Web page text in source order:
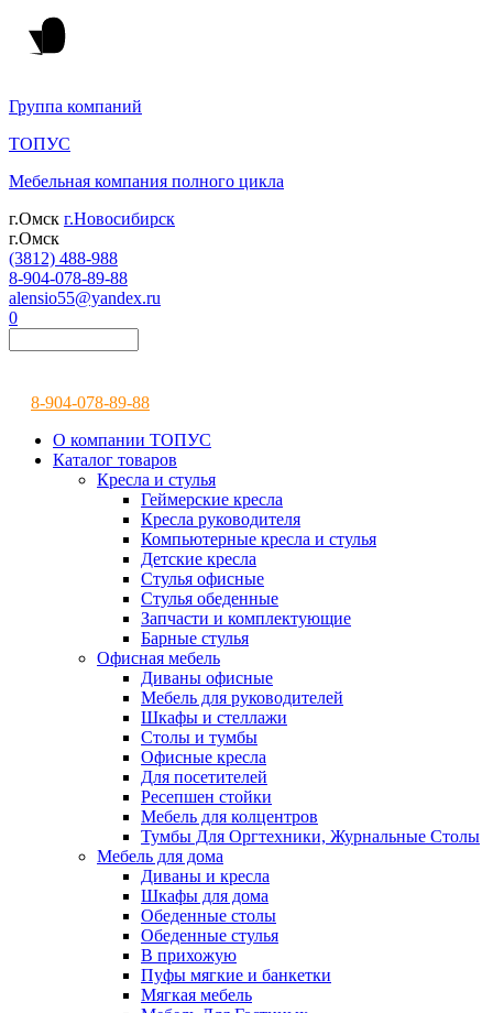
Группа компаний
ТОПУС
Мебельная компания полного цикла
г.Омск г.Новосибирск
г.Омск
(3812) 488-988
8-904-078-89-88
alensio55@yandex.ru
0
8-904-078-89-88
О компании ТОПУС
Каталог товаров
Кресла и стулья
Геймерские кресла
Кресла руководителя
Компьютерные кресла и стулья
Детские кресла
Стулья офисные
Стулья обеденные
Запчасти и комплектующие
Барные стулья
Офисная мебель
Диваны офисные
Мебель для руководителей
Шкафы и стеллажи
Столы и тумбы
Офисные кресла
Для посетителей
Ресепшен стойки
Мебель для колцентров
Тумбы Для Оргтехники, Журнальные Столы
Мебель для дома
Диваны и кресла
Шкафы для дома
Обеденные столы
Обеденные стулья
В прихожую
Пуфы мягкие и банкетки
Мягкая мебель